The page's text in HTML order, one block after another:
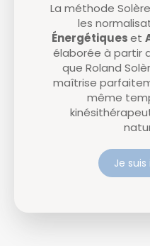
La méthode
les
Énergétiqueset
élaborée à partir
que Roland
maîtrise
même
Je suis